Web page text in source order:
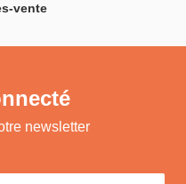
vente
newsletter